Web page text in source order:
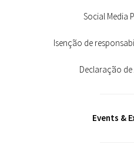
Social Media
Isenção de
Declaração de
Events &